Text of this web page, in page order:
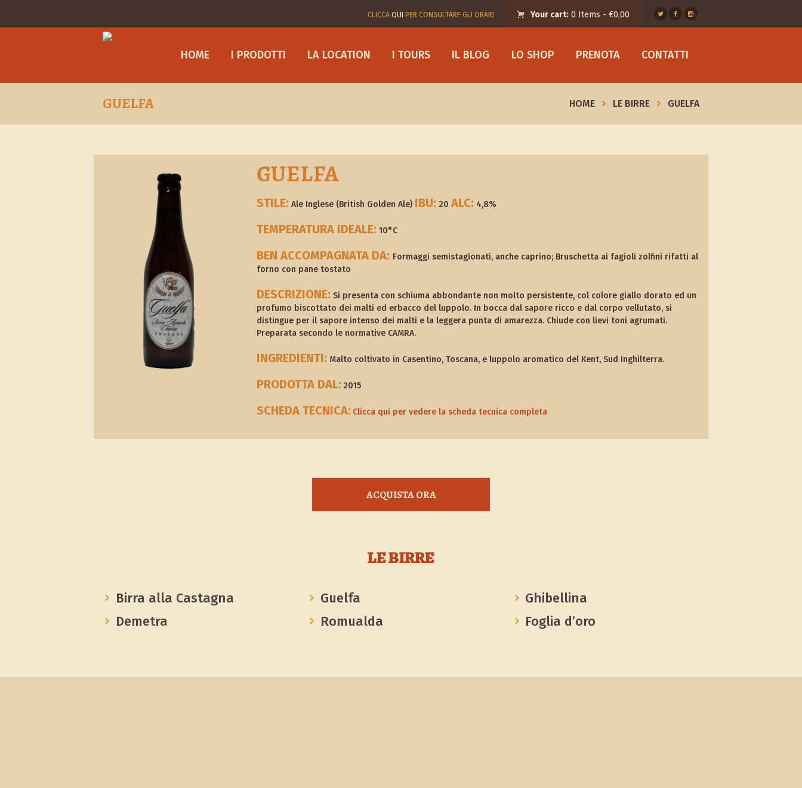
Your cart: 0 Items - €0,00
CLICCA QUI PER CONSULTARE GLI ORARI
HOME I PRODOTTI LA LOCATION I TOURS IL BLOG LO SHOP PRENOTA CONTATTI
GUELFA HOME LE BIRRE GUELFA
GUELFA
STILE:Ale Inglese (British Golden Ale) IBU:20 ALC:4,8%
TEMPERATURA IDEALE:10°C
BEN ACCOMPAGNATA DA: Formaggi semistagionati, anche caprino; Bruschetta ai fagioli zolfini rifatti al
forno con pane tostato
DESCRIZIONE:Si presenta con schiuma abbondante non molto persistente, col colore giallo dorato ed un
profumo biscottato dei malti ed erbacco del luppolo. In bocca dal sapore ricco e dal corpo vellutato, si
distingue per il sapore intenso dei malti e la leggera punta di amarezza. Chiude con lievi toni agrumati.
Preparata secondo le normative CAMRA.
INGREDIENTI:Malto coltivato in Casentino, Toscana, e luppolo aromatico del Kent, Sud Inghilterra.
PRODOTTA DAL: 2015
SCHEDA TECNICA: Clicca qui per vedere la scheda tecnica completa
ACQUISTA ORA
LE BIRRE
Birra alla Castagna Guelfa
Ghibellina
Demetra
Romualda Foglia d’oro